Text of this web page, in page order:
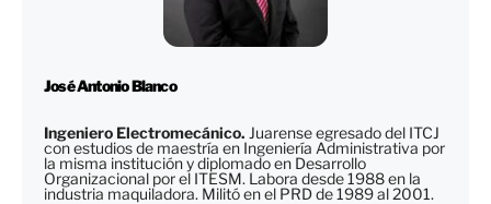
José Antonio Blanco
Ingeniero Electromecánico. Juarense egresado del ITCJ
con estudios de maestría en Ingeniería Administrativa por
la misma institución y diplomado en Desarrollo
Organizacional por el ITESM. Labora desde 1988 en la
industria maquiladora. Militó en el PRD de 1989 al 2001.